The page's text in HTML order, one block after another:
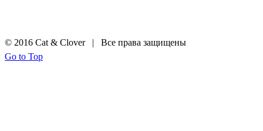
© 2016 Cat & Clover | Все права защищены
Go to Top